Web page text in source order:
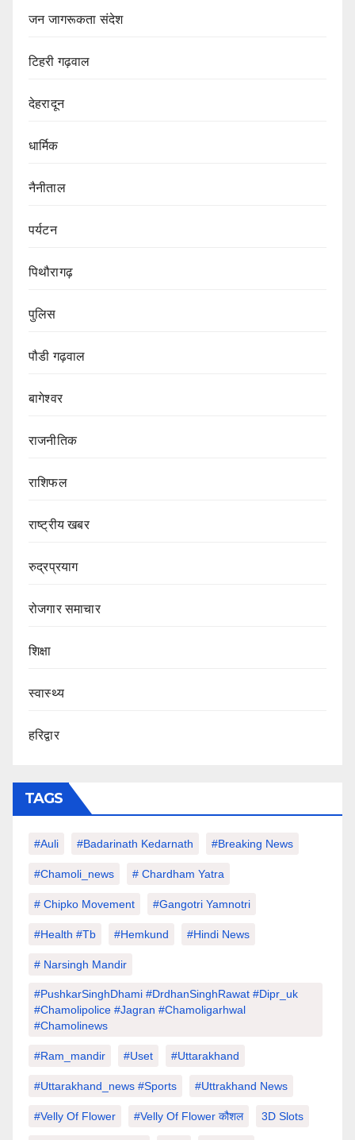
जन जागरूकता संदेश
टिहरी गढ़वाल
देहरादून
धार्मिक
नैनीताल
पर्यटन
पिथौरागढ़
पुलिस
पौडी गढ़वाल
बागेश्वर
राजनीतिक
राशिफल
राष्ट्रीय खबर
रुद्रप्रयाग
रोजगार समाचार
शिक्षा
स्वास्थ्य
हरिद्वार
TAGS
#auli #Badarinath Kedarnath #Breaking News
#chamoli_news # Chardham Yatra
# Chipko Movement #Gangotri Yamnotri
#Health #tb #hemkund #hindi News
# Narsingh Mandir
#PushkarSinghDhami #drdhanSinghRawat #dipr_uk
#chamolipolice #Jagran #chamoligarhwal
#chamolinews
#Ram_mandir #uset #uttarakhand
#Uttarakhand_news #sports #Uttrakhand News
#velly Of Flower #velly Of Flower कौशल 3D Slots